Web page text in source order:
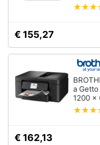
€ 155,27
a
1200 x
€ 162,13